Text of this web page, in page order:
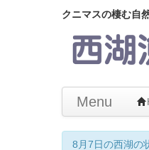
クニマスの棲む自
Menu
8月7日の西湖の